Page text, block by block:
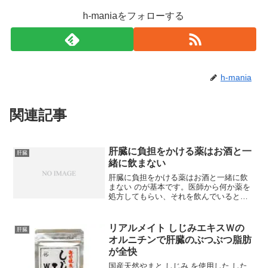
h-maniaをフォローする
h-mania
関連記事
肝臓
肝臓に負担をかける薬はお酒と一
緒に飲まない
肝臓に負担をかける薬はお酒と一緒に飲
まない のが基本です。医師から何か薬を
処方してもらい、それを飲んでいるとき
いうのも、薬とお酒をいっしょに飲む
と、肝聴で薬を処理する速...
肝臓
リアルメイト しじみエキスＷの
オルニチンで肝臓のぶつぶつ脂肪
が全快
国産天然やまと しじみ を使用した した